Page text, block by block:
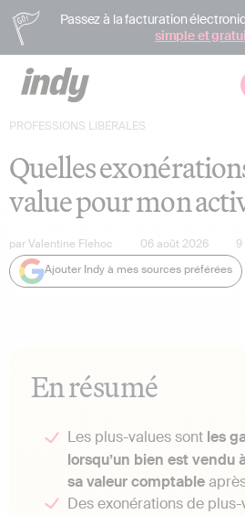
Passez à la facturation
simple et
PROFESSIONS LIBÉRALES
Quelles
value pour mon
parValentine Flehoc 06 août 2026 9
Ajouter Indy à mes sources préférées
En résumé
Les plus-values sont les
lorsqu’un bien est vendu
sa valeur comptable
Des exonérations de